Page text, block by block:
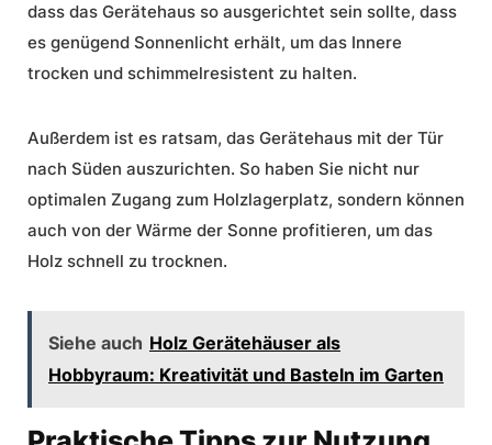
dass das Gerätehaus so ausgerichtet sein sollte, dass
es genügend Sonnenlicht erhält, um das Innere
trocken und schimmelresistent zu halten.
Außerdem ist es ratsam, das Gerätehaus mit der Tür
nach Süden auszurichten. So haben Sie nicht nur
optimalen Zugang zum Holzlagerplatz, sondern können
auch von der Wärme der Sonne profitieren, um das
Holz schnell zu trocknen.
Siehe auch Holz Gerätehäuser als
Hobbyraum: Kreativität und Basteln im Garten